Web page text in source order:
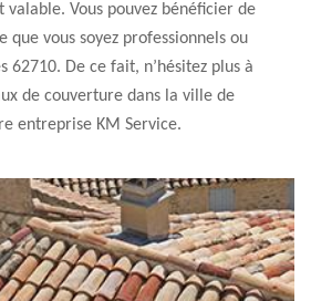
Vous pouvez bénéficier de
vous soyez professionnels ou
62710. De ce fait, n’hésitez plus à
de couverture dans la ville de
entreprise KM Service.